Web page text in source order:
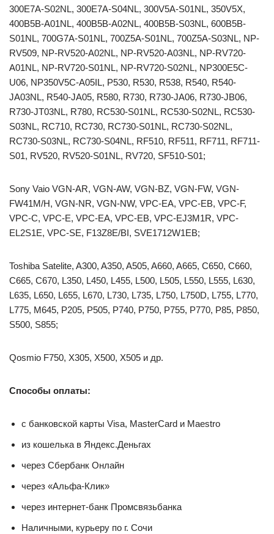
300E7A-S02NL, 300E7A-S04NL, 300V5A-S01NL, 350V5X,
400B5B-A01NL, 400B5B-A02NL, 400B5B-S03NL, 600B5B-
S01NL, 700G7A-S01NL, 700Z5A-S01NL, 700Z5A-S03NL, NP-
RV509, NP-RV520-A02NL, NP-RV520-A03NL, NP-RV720-
A01NL, NP-RV720-S01NL, NP-RV720-S02NL, NP300E5C-
U06, NP350V5C-A05IL, P530, R530, R538, R540, R540-
JA03NL, R540-JA05, R580, R730, R730-JA06, R730-JB06,
R730-JT03NL, R780, RC530-S01NL, RC530-S02NL, RC530-
S03NL, RC710, RC730, RC730-S01NL, RC730-S02NL,
RC730-S03NL, RC730-S04NL, RF510, RF511, RF711, RF711-
S01, RV520, RV520-S01NL, RV720, SF510-S01;
Sony Vaio VGN-AR, VGN-AW, VGN-BZ, VGN-FW, VGN-
FW41M/H, VGN-NR, VGN-NW, VPC-EA, VPC-EB, VPC-F,
VPC-C, VPC-E, VPC-EA, VPC-EB, VPC-EJ3M1R, VPC-
EL2S1E, VPC-SE, F13Z8E/BI, SVE1712W1EB;
Toshiba Satelite, A300, A350, A505, A660, A665, C650, C660,
C665, C670, L350, L450, L455, L500, L505, L550, L555, L630,
L635, L650, L655, L670, L730, L735, L750, L750D, L755, L770,
L775, M645, P205, P505, P740, P750, P755, P770, P85, P850,
S500, S855;
Qosmio F750, X305, X500, X505 и др.
Способы оплаты:
с банковской карты Visa, MasterCard и Maestro
из кошелька в Яндекс.Деньгах
через Сбербанк Онлайн
через «Альфа-Клик»
через интернет-банк Промсвязьбанка
Наличными, курьеру по г. Сочи